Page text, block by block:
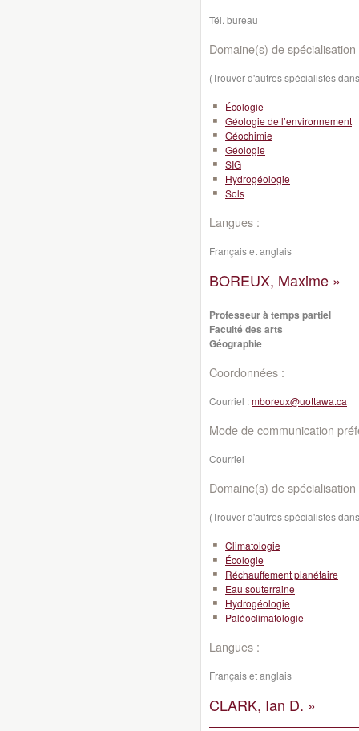
Tél. bureau
Domaine(s) de spécialisation
(Trouver d'autres spécialistes
Écologie
Géologie de l’environnement
Géochimie
Géologie
SIG
Hydrogéologie
Sols
Langues :
Français et anglais
BOREUX, Maxime »
Professeur à temps partiel
Faculté des arts
Géographie
Coordonnées :
Courriel :mboreux@uottawa.ca
Mode de communication
Courriel
Domaine(s) de spécialisation
(Trouver d'autres spécialistes
Climatologie
Écologie
Réchauffement planétaire
Eau souterraine
Hydrogéologie
Paléoclimatologie
Langues :
Français et anglais
CLARK, Ian D. »